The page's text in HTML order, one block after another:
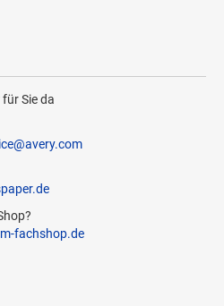
Sie da
fachshop.de